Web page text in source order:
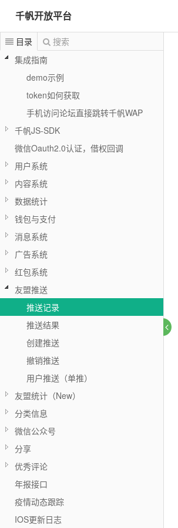
千帆开放平台
目录
搜索
集成指南
demo示例
token如何获取
手机访问论坛直接跳转千帆WAP
千帆JS-SDK
微信Oauth2.0认证，借权回调
用户系统
内容系统
数据统计
钱包与支付
消息系统
广告系统
红包系统
友盟推送
推送记录
推送结果
创建推送
撤销推送
用户推送（单推）
友盟统计（New）
分类信息
微信公众号
分享
优秀评论
年报接口
疫情动态跟踪
IOS更新日志